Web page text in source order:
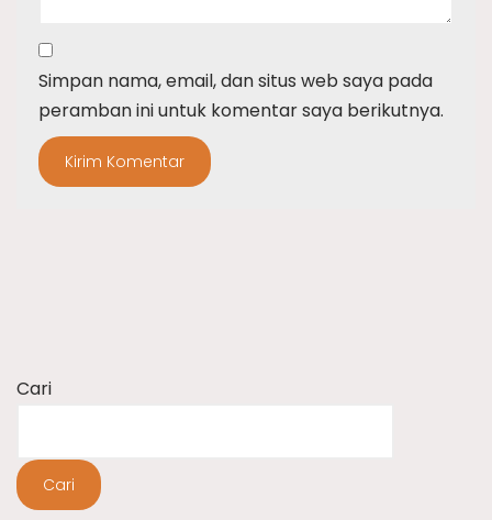
Simpan nama, email, dan situs web saya pada
peramban ini untuk komentar saya berikutnya.
Cari
Cari